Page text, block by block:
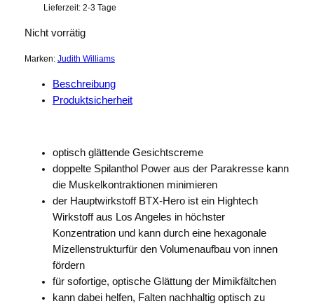
Lieferzeit: 2-3 Tage
Nicht vorrätig
Marken: Judith Williams
Beschreibung
Produktsicherheit
optisch glättende Gesichtscreme
doppelte Spilanthol Power aus der Parakresse kann
die Muskelkontraktionen minimieren
der Hauptwirkstoff BTX-Hero ist ein Hightech
Wirkstoff aus Los Angeles in höchster
Konzentration und kann durch eine hexagonale
Mizellenstrukturfür den Volumenaufbau von innen
fördern
für sofortige, optische Glättung der Mimikfältchen
kann dabei helfen, Falten nachhaltig optisch zu